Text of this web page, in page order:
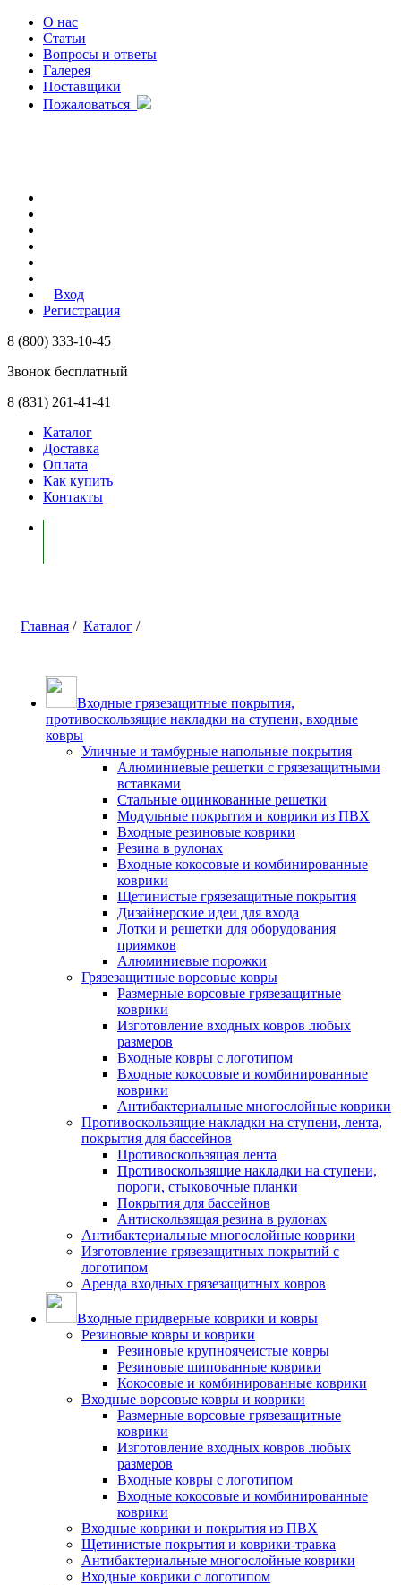
О нас
Статьи
Вопросы и ответы
Галерея
Поставщики
Пожаловаться
Вход
Регистрация
8 (800) 333-10-45
Звонок бесплатный
8 (831) 261-41-41
Каталог
Доставка
Оплата
Как купить
Контакты
Главная / Каталог /
Входные грязезащитные покрытия,
противоскользящие накладки на ступени, входные
ковры
Уличные и тамбурные напольные покрытия
Алюминиевые решетки с грязезащитными
вставками
Стальные оцинкованные решетки
Модульные покрытия и коврики из ПВХ
Входные резиновые коврики
Резина в рулонах
Входные кокосовые и комбинированные
коврики
Щетинистые грязезащитные покрытия
Дизайнерские идеи для входа
Лотки и решетки для оборудования
приямков
Алюминиевые порожки
Грязезащитные ворсовые ковры
Размерные ворсовые грязезащитные
коврики
Изготовление входных ковров любых
размеров
Входные ковры с логотипом
Входные кокосовые и комбинированные
коврики
Антибактериальные многослойные коврики
Противоскользящие накладки на ступени, лента,
покрытия для бассейнов
Противоскользящая лента
Противоскользящие накладки на ступени,
пороги, стыковочные планки
Покрытия для бассейнов
Антискользящая резина в рулонах
Антибактериальные многослойные коврики
Изготовление грязезащитных покрытий с
логотипом
Аренда входных грязезащитных ковров
Входные придверные коврики и ковры
Резиновые ковры и коврики
Резиновые крупноячеистые ковры
Резиновые шипованные коврики
Кокосовые и комбинированные коврики
Входные ворсовые ковры и коврики
Размерные ворсовые грязезащитные
коврики
Изготовление входных ковров любых
размеров
Входные ковры с логотипом
Входные кокосовые и комбинированные
коврики
Входные коврики и покрытия из ПВХ
Щетинистые покрытия и коврики-травка
Антибактериальные многослойные коврики
Входные коврики с логотипом